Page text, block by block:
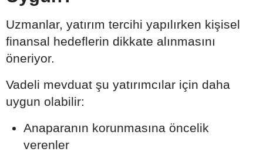
Uzmanlar, yatırım tercihi yapılırken kişisel
finansal hedeflerin dikkate alınmasını
öneriyor.
Vadeli mevduat şu yatırımcılar için daha
uygun olabilir:
Anaparanın korunmasına öncelik
verenler